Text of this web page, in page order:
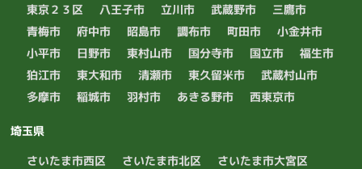
東京２３区
八王子市 立川市 武蔵野市
三鷹市
青梅市
府中市 昭島市 調布市 町田市
小金井市
小平市
日野市 東村山市 国分寺市 国立市
福生市
狛江市
東大和市 清瀬市 東久留米市
武蔵村山市
多摩市
稲城市 羽村市 あきる野市 西東京市
埼玉県
さいたま市西区
さいたま市北区
さいたま市大宮区